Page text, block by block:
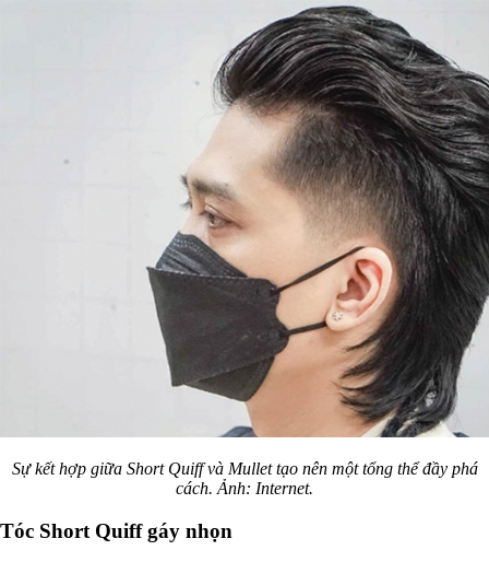
Sự kết hợp giữa Short Quiff và Mullet tạo nên một tổng thể đầy phá
cách. Ảnh: Internet.
Tóc Short Quiff gáy nhọn